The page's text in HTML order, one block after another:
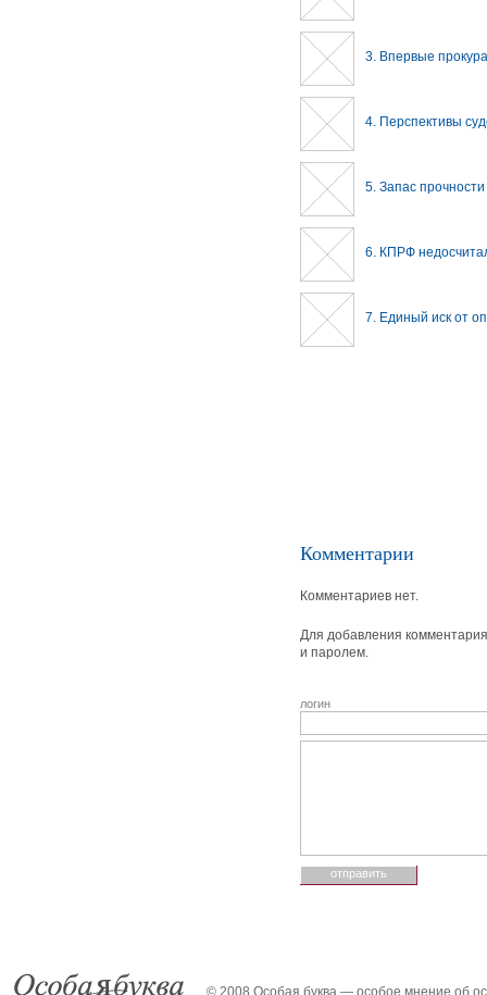
3. Впервые
4. Перспективы
5. Запас
6. КПРФ
7. Единый иск от
Комментарии
Комментариев нет.
Для добавления
и паролем.
логин
© 2008 Особая буква — особое мнение об